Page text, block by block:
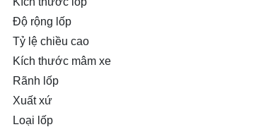
Độ rộng lốp
Tỷ lệ chiều cao
Kích thước mâm xe
Rãnh lốp
Xuất xứ
Loại lốp